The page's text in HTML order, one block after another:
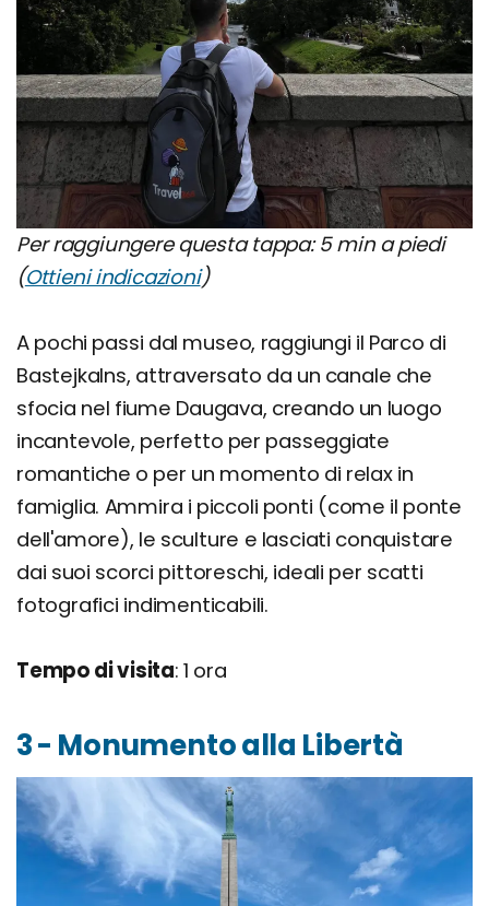
Per raggiungere questa tappa: 5 min a piedi
(Ottieni indicazioni)
A pochi passi dal museo, raggiungi il Parco di
Bastejkalns, attraversato da un canale che
sfocia nel fiume Daugava, creando un luogo
incantevole, perfetto per passeggiate
romantiche o per un momento di relax in
famiglia. Ammira i piccoli ponti (come il ponte
dell'amore), le sculture e lasciati conquistare
dai suoi scorci pittoreschi, ideali per scatti
fotografici indimenticabili.
Tempo di visita: 1 ora
3 - Monumento alla Libertà